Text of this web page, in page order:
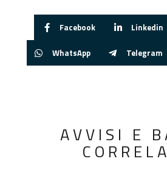
Facebook Linkedin
WhatsApp Telegram
AVVISI E